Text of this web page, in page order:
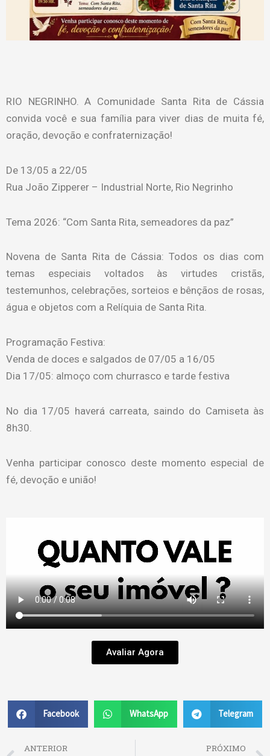
RIO NEGRINHO. A Comunidade Santa Rita de Cássia
convida você e sua família para viver dias de muita fé,
oração, devoção e confraternização!
De 13/05 a 22/05
Rua João Zipperer – Industrial Norte, Rio Negrinho
Tema 2026: “Com Santa Rita, semeadores da paz”
Novena de Santa Rita de Cássia: Todos os dias com
temas especiais voltados às virtudes cristãs,
testemunhos, celebrações, sorteios e bênçãos de rosas,
água e objetos com a Relíquia de Santa Rita.
Programação Festiva:
Venda de doces e salgados de 07/05 a 16/05
Dia 17/05: almoço com churrasco e tarde festiva
No dia 17/05 haverá carreata, saindo do Camiseta às
8h30.
Venha participar conosco deste momento especial de
fé, devoção e união!
Avaliar Agora
Facebook WhatsApp Telegram
Prev
ANTERIOR PRÓXIMO